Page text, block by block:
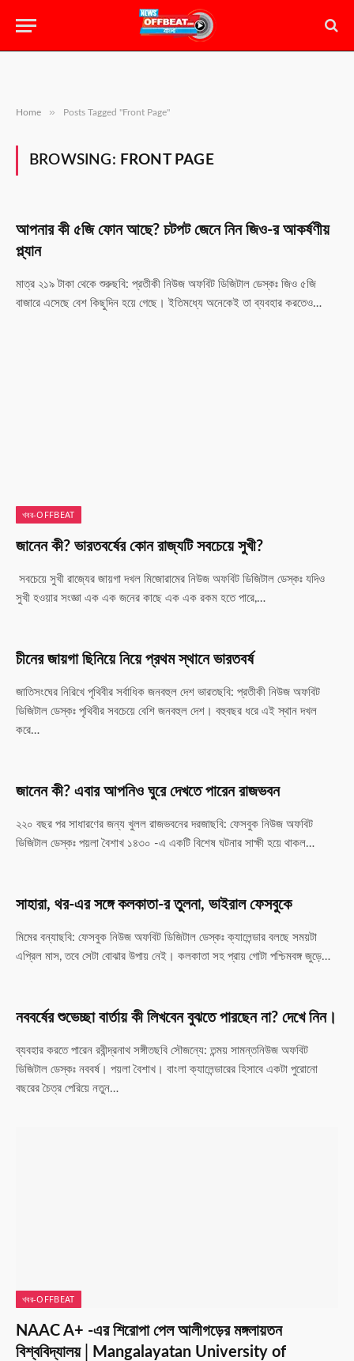
Home » Posts Tagged "Front Page"
BROWSING: FRONT PAGE
আপনার কী ৫জি ফোন আছে? চটপট জেনে নিন জিও-র আকর্ষণীয়
প্ল্যান
মাত্র ২১৯ টাকা থেকে শুরুছবি: প্রতীকী নিউজ অফবিট ডিজিটাল ডেস্কঃ জিও ৫জি
বাজারে এসেছে বেশ কিছুদিন হয়ে গেছে। ইতিমধ্যে অনেকেই তা ব্যবহার করতেও…
খবর-OFFBEAT
জানেন কী? ভারতবর্ষের কোন রাজ্যটি সবচেয়ে সুখী?
সবচেয়ে সুখী রাজ্যের জায়গা দখল মিজোরামের নিউজ অফবিট ডিজিটাল ডেস্কঃ যদিও
সুখী হওয়ার সংজ্ঞা এক এক জনের কাছে এক এক রকম হতে পারে,…
চীনের জায়গা ছিনিয়ে নিয়ে প্রথম স্থানে ভারতবর্ষ
জাতিসংঘের নিরিখে পৃথিবীর সর্বাধিক জনবহুল দেশ ভারতছবি: প্রতীকী নিউজ অফবিট
ডিজিটাল ডেস্কঃ পৃথিবীর সবচেয়ে বেশি জনবহুল দেশ। বহুবছর ধরে এই স্থান দখল
করে…
জানেন কী? এবার আপনিও ঘুরে দেখতে পারেন রাজভবন
২২০ বছর পর সাধারণের জন্য খুলল রাজভবনের দরজাছবি: ফেসবুক নিউজ অফবিট
ডিজিটাল ডেস্কঃ পয়লা বৈশাখ ১৪৩০ -এ একটি বিশেষ ঘটনার সাক্ষী হয়ে থাকল…
সাহারা, থর-এর সঙ্গে কলকাতা-র তুলনা, ভাইরাল ফেসবুকে
মিমের বন্যাছবি: ফেসবুক নিউজ অফবিট ডিজিটাল ডেস্কঃ ক্যালেন্ডার বলছে সময়টা
এপ্রিল মাস, তবে সেটা বোঝার উপায় নেই। কলকাতা সহ প্রায় গোটা পশ্চিমবঙ্গ জুড়ে…
নববর্ষের শুভেচ্ছা বার্তায় কী লিখবেন বুঝতে পারছেন না? দেখে নিন।
ব্যবহার করতে পারেন রবীন্দ্রনাথ সঙ্গীতছবি সৌজন্যে: তন্ময় সামন্তনিউজ অফবিট
ডিজিটাল ডেস্কঃ নববর্ষ। পয়লা বৈশাখ। বাংলা ক্যালেন্ডারের হিসাবে একটা পুরোনো
বছরের চৈত্র পেরিয়ে নতুন…
খবর-OFFBEAT
NAAC A+ -এর শিরোপা পেল আলীগড়ের মঙ্গলায়তন
বিশ্ববিদ্যালয়│Mangalayatan University of